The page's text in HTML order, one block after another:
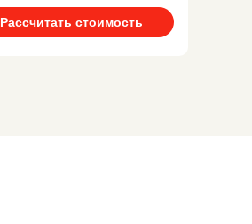
Рассчитать стоимость